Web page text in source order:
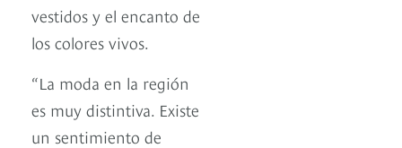
vestidos y el encanto de
los colores vivos.
“La moda en la región
es muy distintiva. Existe
un sentimiento de